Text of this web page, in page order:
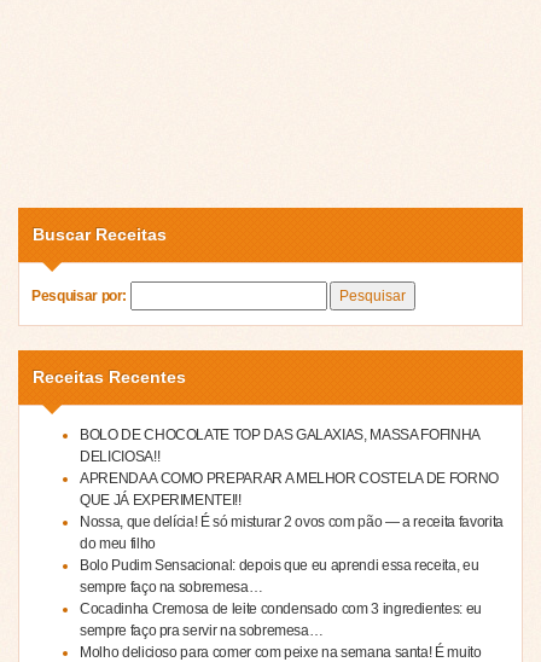
Buscar Receitas
Pesquisar por:
Receitas Recentes
BOLO DE CHOCOLATE TOP DAS GALAXIAS, MASSA FOFINHA
DELICIOSA!!
APRENDA A COMO PREPARAR A MELHOR COSTELA DE FORNO
QUE JÁ EXPERIMENTEI!!
Nossa, que delícia! É só misturar 2 ovos com pão — a receita favorita
do meu filho
Bolo Pudim Sensacional: depois que eu aprendi essa receita, eu
sempre faço na sobremesa…
Cocadinha Cremosa de leite condensado com 3 ingredientes: eu
sempre faço pra servir na sobremesa…
Molho delicioso para comer com peixe na semana santa! É muito